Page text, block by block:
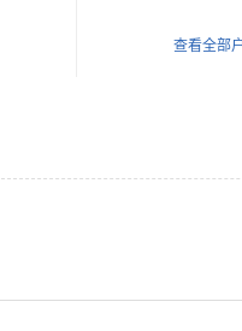
查看全部